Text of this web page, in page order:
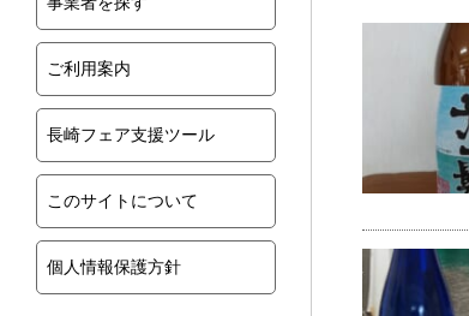
ご利用案内
長崎フェア支援ツール
このサイトについて
個人情報保護方針